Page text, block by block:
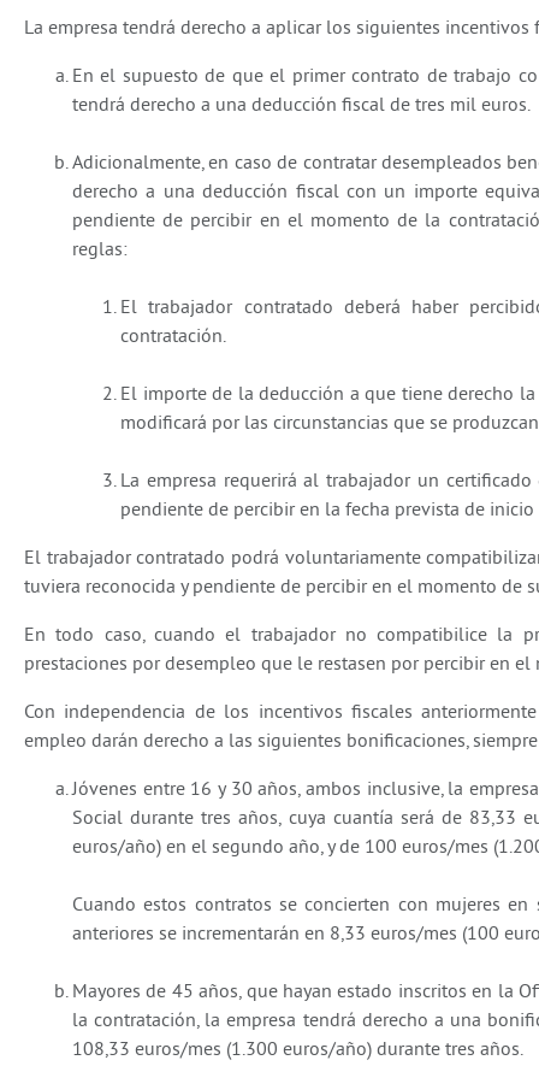
La empresa tendrá derecho a aplicar los siguientes incentivos
En el supuesto de que el primer contrato de trabajo
tendrá derecho a una deducción fiscal de tres mil euros.
Adicionalmente, en caso de contratar desempleados
derecho a una deducción fiscal con un importe
pendiente de percibir en el momento de la
reglas:
El trabajador contratado deberá haber
contratación.
El importe de la deducción a que tiene derecho
modificará por las circunstancias que se
La empresa requerirá al trabajador un
pendiente de percibir en la fecha prevista de
El trabajador contratado podrá voluntariamente
tuviera reconocida y pendiente de percibir en el momento de
En todo caso, cuando el trabajador no compatibilice la
prestaciones por desempleo que le restasen por percibir en
Con independencia de los incentivos fiscales
empleo darán derecho a las siguientes bonificaciones,
Jóvenes entre 16 y 30 años, ambos inclusive, la
Social durante tres años, cuya cuantía será de 83,33
euros/año) en el segundo año, y de 100 euros/mes
Cuando estos contratos se concierten con mujeres
anteriores se incrementarán en 8,33 euros/mes (100
Mayores de 45 años, que hayan estado inscritos en la
la contratación, la empresa tendrá derecho a una
108,33 euros/mes (1.300 euros/año) durante tres años.